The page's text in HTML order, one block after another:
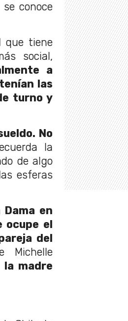
conoce
que tiene
social,
a
las
turno y
No
la
de algo
esferas
en
ocupe el
del
Michelle
la madre